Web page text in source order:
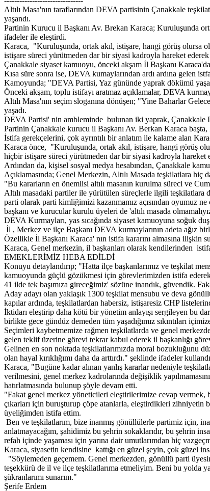
Altılı Masa'nın taraflarından DEVA partisinin Çanakkale
yaşandı.
Partinin Kurucu il Başkanı Av. Brekan Karaca; Kuruluşunda
ifadeler ile eleştirdi.
Karaca, "Kuruluşunda, ortak akıl, istişare, hangi görüş olursa
istişare süreci yürütmeden dar bir siyasi kadroyla hareket
Çanakkale siyaset kamuoyu, önceki akşam İl Başkanı
Kısa süre sonra ise, DEVA kumaylarından ardı ardına gelen
Kamoyunda; "DEVA Partisi, Yaz gününde yaprak dökümü
Önceki akşam, toplu istifayı aratmaz açıklamalar, DEVA
Altılı Masa'nın seçim sloganına dönüşen; "Yine Baharlar
yaşadı.
DEVA Partisi' nin ambleminde bulunan iki yaprak, Çanakkale
Partinin Çanakkale kurucu il Başkanı Av. Berkan Karaca
İstifa gerekçelerini, çok ayrıntılı bir anlatım ile kalame alan
Karaca önce, "Kuruluşunda, ortak akıl, istişare, hangi görüş
hiçbir istişare süreci yürütmeden dar bir siyasi kadroyla hareket
Ardından da, kişisel sosyal medya hesabından, Çanakkale
Açıklamasında; Genel Merkezin, Altılı Masada teşkilatlara hiç
"Bu kararların en önemlisi altılı masanın kurulma süreci ve
Altılı masadaki partiler ile yürütülen süreçlerle ilgili teşkilatlara
parti olarak parti kimliğimizi kazanmamız açısından oyumuz
başkanı ve kurucular kurulu üyeleri de 'altılı masada
DEVA Kurmayları, yas sıcağında siyaset kamuoyuna soğuk
İl , Merkez ve ilçe Başkanı DEVA kurmaylarının adeta ağız
Özellikle İl Başkanı Karaca' nın istifa kararını almasına
Karaca, Genel merkezin, il başkanları olarak kendilerinden
EMEKLERİMİZ HEBA EDİLDİ
Konuyu detaylandırıp; "Hatta ilçe başkanlarımız ve teşkilat
kamuoyunda güçlü gözükmesi için görevlerimizden istifa
41 ilde tek başımıza gireceğimiz' sözüne inandık, güvendik.
Aday adayı olan yaklaşık 1300 teşkilat mensubu ve deva
kapılar ardında, teşkilatlardan habersiz, istişaresiz CHP
İktidarı eleştirip daha kötü bir yönetim anlayışı sergileyen bu
birlikte gece gündüz demeden tüm yaşadığımız sıkıntıları
Seçimleri kaybetmemize rağmen teşkilatlarda ve genel
gelen teklif üzerine görevi tekrar kabul ederek il başkanlığı
Gelinen en son noktada teşkilatlarımızda moral bozukluğunu
olan hayal kırıklığımı daha da arttırdı." şeklinde ifadeler
Karaca, "Bugüne kadar alınan yanlış kararlar nedeniyle
verilmesini, genel merkez kadrolarında değişiklik
hatırlatmasında bulunup şöyle devam etti.
"Fakat genel merkez yöneticileri eleştirilerimize cevap vermek,
çıkarları için buruşturup çöpe atanlarla, eleştirdikleri zihniyetin
üyeliğimden istifa ettim.
Ben ve teşkilatlarım, bize inanmış gönüllülerle partimiz için,
anlatmayacağım, şahidimiz bu şehrin sokaklarıdır, bu şehrin
refah içinde yaşaması için yarına dair umutlarımdan hiç
Karaca, siyasetin kendisine kattığı en güzel şeyin, çok güzel
"Söylemeden geçemem. Genel merkezden, gönüllü parti
teşekkürü de il ve ilçe teşkilatlarıma etmeliyim. Beni bu yolda
şükranlarımı sunarım."
Şerife Erdem